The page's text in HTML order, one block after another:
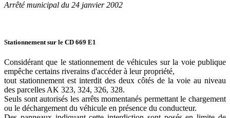
Arrêté municipal du 24 janvier 2002
Stationnement sur le CD 669 E1
Considérant que le stationnement de véhicules sur la voie publique
empêche certains riverains d'accéder à leur propriété,
tout stationnement est interdit des deux côtés de la voie au niveau
des parcelles AK 323, 324, 326, 328.
Seuls sont autorisés les arrêts momentanés permettant le chargement
ou le déchargement du véhicule en présence du conducteur.